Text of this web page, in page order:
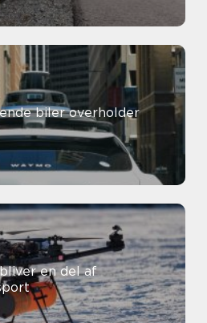
biler overholder
en del af